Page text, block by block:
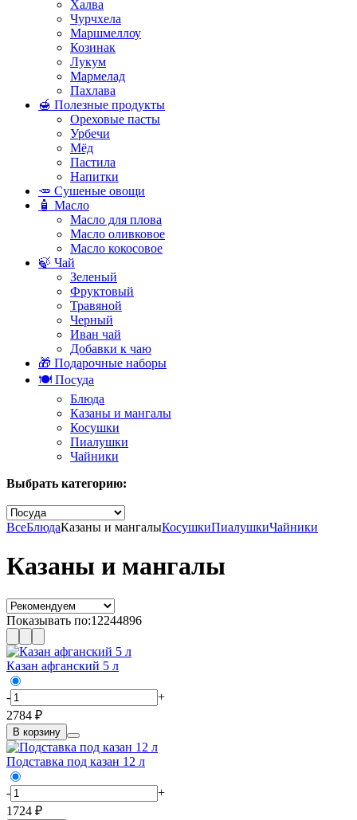
Халва
Чурчхела
Маршмеллоу
Козинак
Лукум
Мармелад
Пахлава
🍯 Полезные продукты
Ореховые пасты
Урбечи
Мёд
Пастила
Напитки
🥕 Сушеные овощи
🧴 Масло
Масло для плова
Масло оливковое
Масло кокосовое
🍃 Чай
Зеленый
Фруктовый
Травяной
Черный
Иван чай
Добавки к чаю
🎁 Подарочные наборы
🍽️ Посуда
Блюда
Казаны и мангалы
Косушки
Пиалушки
Чайники
Выбрать категорию:
ВсеБлюдаКазаны и мангалыКосушкиПиалушкиЧайники
Казаны и мангалы
Показывать по:12244896
Казан афганский 5 л
-
+
2784 ₽
В корзину
Подставка под казан 12 л
-
+
1724 ₽